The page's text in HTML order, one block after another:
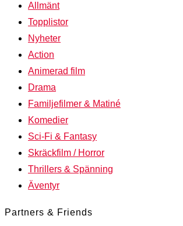
Allmänt
Topplistor
Nyheter
Action
Animerad film
Drama
Familjefilmer & Matiné
Komedier
Sci-Fi & Fantasy
Skräckfilm / Horror
Thrillers & Spänning
Äventyr
Partners & Friends